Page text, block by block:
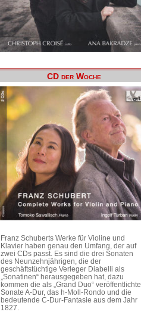
CD der Woche
Franz Schuberts Werke für Violine und
Klavier haben genau den Umfang, der auf
zwei CDs passt. Es sind die drei Sonaten
des Neunzehnjährigen, die der
geschäftstüchtige Verleger Diabelli als
„Sonatinen“ herausgegeben hat, dazu
kommen die als „Grand Duo“ veröffentlichte
Sonate A-Dur, das h-Moll-Rondo und die
bedeutende C-Dur-Fantasie aus dem Jahr
1827.